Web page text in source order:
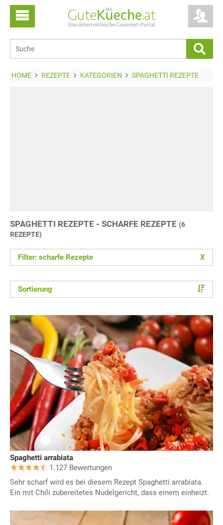
HOME REZEPTE KATEGORIEN SPAGHETTI REZEPTE
SPAGHETTI REZEPTE - SCHARFE REZEPTE (6
REZEPTE)
Filter: scharfe Rezepte X
Sortierung
Spaghetti arrabiata
1.127 Bewertungen
Sehr scharf wird es bei diesem Rezept Spaghetti arrabiata.
Ein mit Chili zubereitetes Nudelgericht, dass einem einheizt.